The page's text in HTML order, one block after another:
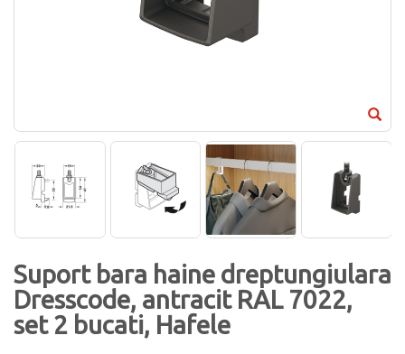
Suport bara haine dreptungiulara
Dresscode, antracit RAL 7022,
set 2 bucati, Hafele